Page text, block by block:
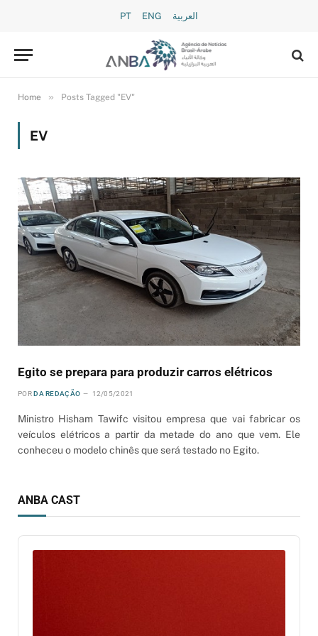
PT ENG العربية
Home » Posts Tagged "EV"
EV
Egito se prepara para produzir carros elétricos
POR DA REDAÇÃO 12/05/2021
Ministro Hisham Tawifc visitou empresa que vai fabricar os
veículos elétricos a partir da metade do ano que vem. Ele
conheceu o modelo chinês que será testado no Egito.
ANBA CAST
Audio
Player